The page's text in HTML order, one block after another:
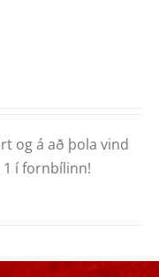
og á að þola vind
í fornbílinn!